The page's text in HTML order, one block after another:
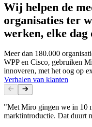
Wij helpen de
organisaties ter
werken, elke dag
Meer dan 180.000
WPP en Cisco, gebruiken
innoveren, met het oog op
Verhalen van klanten
"Met Miro gingen we in 10
marktintroductie. Dat duurt